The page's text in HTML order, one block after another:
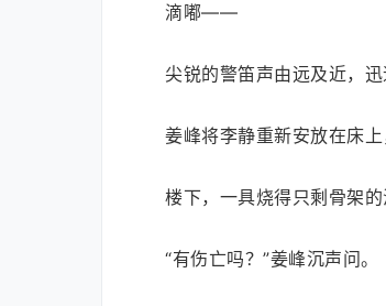
滴嘟——
尖锐的警笛声由远及近，迅
姜峰将李静重新安放在床
楼下，一具烧得只剩骨架
“有伤亡吗？”姜峰沉声问。